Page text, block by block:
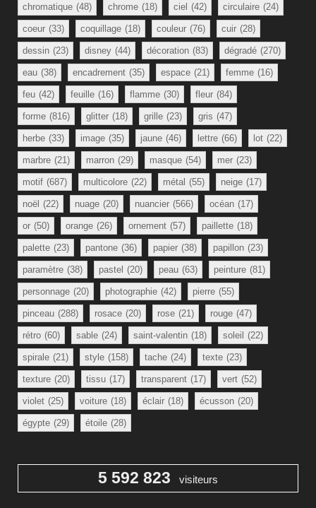
chromatique (48) chrome (18) ciel (42) circulaire (24)
coeur (33) coquillage (18) couleur (76) cuir (28)
dessin (23) disney (44) décoration (83) dégradé (270)
eau (38) encadrement (35) espace (21) femme (16)
feu (42) feuille (16) flamme (30) fleur (84)
forme (816) glitter (18) grille (23) gris (47)
herbe (33) image (35) jaune (46) lettre (66) lot (22)
marbre (21) marron (29) masque (54) mer (23)
motif (687) multicolore (22) métal (55) neige (17)
noël (22) nuage (20) nuancier (566) océan (17)
or (50) orange (26) ornement (57) paillette (18)
palette (23) pantone (36) papier (38) papillon (23)
paramètre (38) pastel (20) peau (63) peinture (81)
personnage (20) photographie (42) pierre (55)
pinceau (288) rosace (20) rose (21) rouge (47)
rétro (60) sable (24) saint-valentin (18) soleil (22)
spirale (21) style (158) tache (24) texte (23)
texture (20) tissu (17) transparent (17) vert (52)
violet (25) voiture (18) éclair (18) écusson (20)
égypte (29) étoile (28)
5 592 823 visiteurs